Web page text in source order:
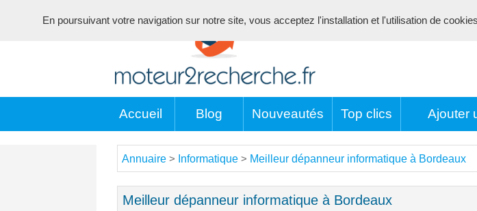
Accueil Blog Nouveautés Top clics Ajouter
Annuaire > Informatique > Meilleur dépanneur informatique à Bordeaux
Meilleur dépanneur informatique à Bordeaux
En poursuivant votre navigation sur notre site, vous acceptez l'installation et l'utilisation de